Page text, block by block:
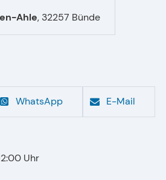
Ahle, 32257 Bünde
WhatsApp E-Mail
Uhr